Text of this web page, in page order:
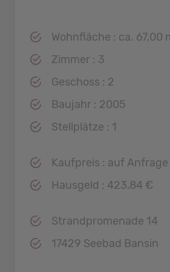
Wohnfläche : ca. 67,00
Zimmer : 3
Geschoss : 2
Baujahr : 2005
Stellplätze : 1
Kaufpreis : auf Anfrage
Hausgeld : 423,84 €
Strandpromenade 14
17429 Seebad Bansin